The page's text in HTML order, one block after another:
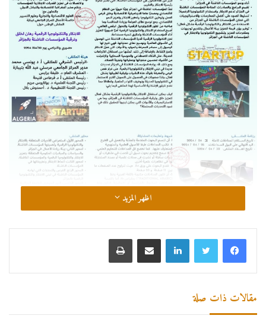
اظهر المزيد
لينكدإن مشاركة عبر البريد طباعة
مقالات ذات صلة